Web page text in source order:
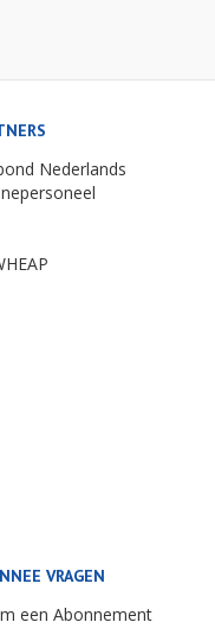
Nederlands
VRAGEN
een Abonnement